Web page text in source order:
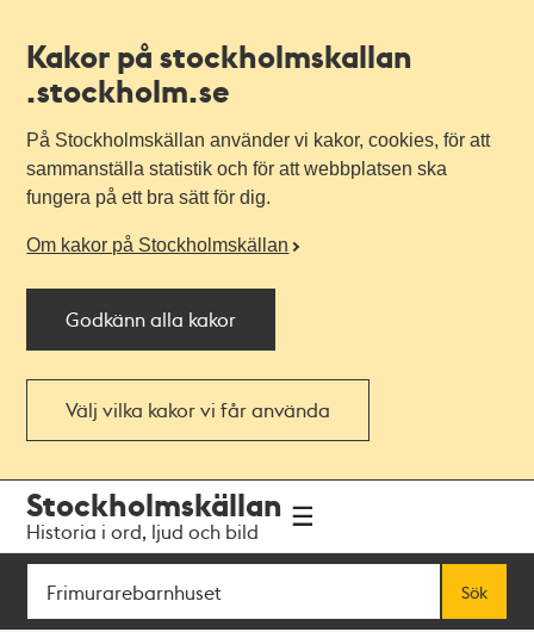
Kakor på stockholmskallan
.stockholm.se
På Stockholmskällan använder vi kakor, cookies, för att
sammanställa statistik och för att webbplatsen ska
fungera på ett bra sätt för dig.
Om kakor på Stockholmskällan
Godkänn alla kakor
Välj vilka kakor vi får använda
navigationen
huvudinnehållet
Stockholmskällan
Historia i ord, ljud och bild
Sök
Sök